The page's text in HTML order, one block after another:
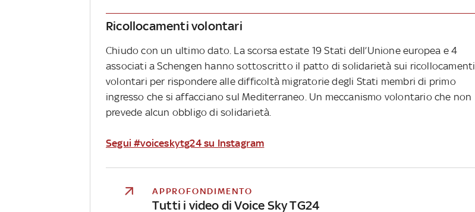
Ricollocamenti volontari
Chiudo con un ultimo dato. La scorsa estate 19 Stati dell’Unione europea e 4
associati a Schengen hanno sottoscritto il patto di solidarietà sui ricollocamenti
volontari per rispondere alle difficoltà migratorie degli Stati membri di primo
ingresso che si affacciano sul Mediterraneo. Un meccanismo volontario che non
prevede alcun obbligo di solidarietà.
Segui #voiceskytg24 su Instagram
APPROFONDIMENTO
Tutti i video di Voice Sky TG24